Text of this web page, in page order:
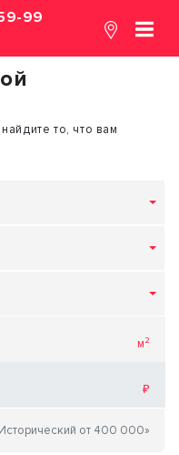
99
то, что вам